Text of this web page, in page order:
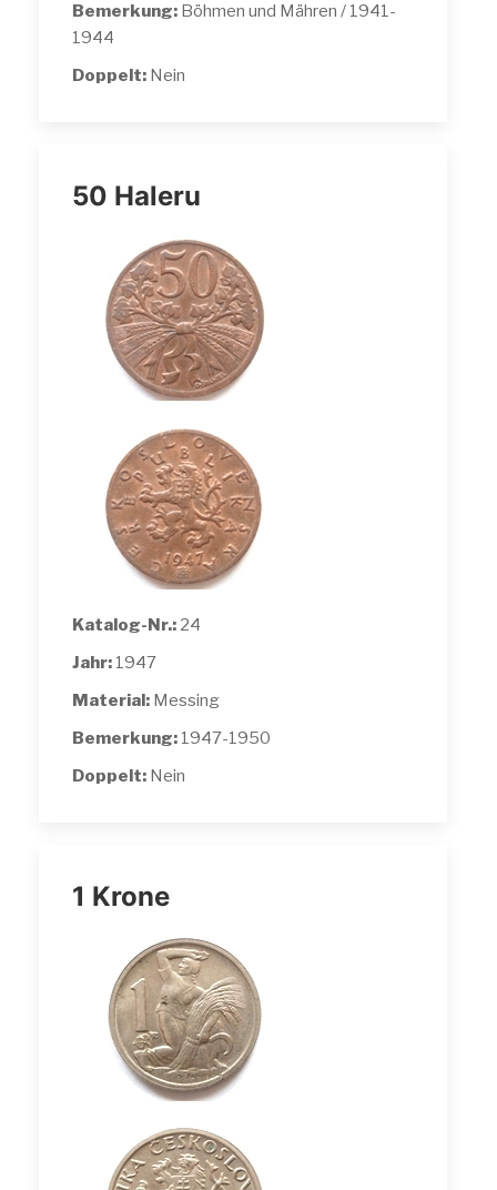
Bemerkung: Böhmen und Mähren / 1941-
1944
Doppelt: Nein
50 Haleru
Katalog-Nr.: 24
Jahr: 1947
Material: Messing
Bemerkung: 1947-1950
Doppelt: Nein
1 Krone